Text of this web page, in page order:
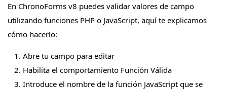
En ChronoForms v8 puedes validar valores de campo
utilizando funciones PHP o JavaScript, aquí te explicamos
cómo hacerlo:
Abre tu campo para editar
Habilita el comportamiento Función Válida
Introduce el nombre de la función JavaScript que se